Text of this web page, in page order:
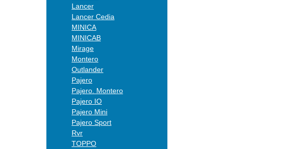
Lancer
Lancer Cedia
MINICA
MINICAB
Mirage
Montero
Outlander
Pajero
Pajero. Montero
Pajero IO
Pajero Mini
Pajero Sport
Rvr
TOPPO